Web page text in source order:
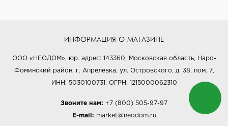
ИНФОРМАЦИЯ О МАГАЗИНЕ
ООО «НЕОДОМ», юр. адрес: 143360, Московская область, Наро-
Фоминский район, г. Апрелевка, ул. Островского, д. 38, пом. 7,
ИНН: 5030100731, ОГРН: 1215000062310
Звоните нам: +7 (800) 505-97-97
E-mail: market@neodom.ru